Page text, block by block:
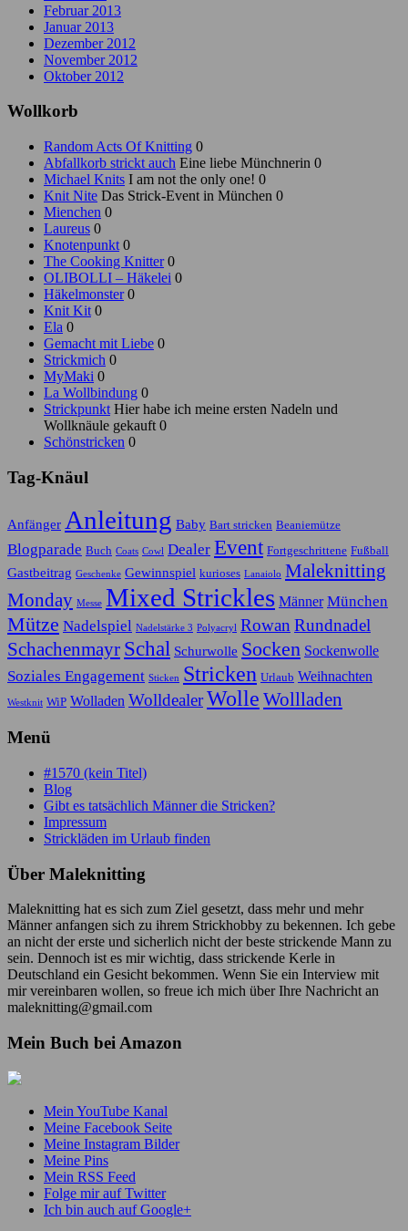
Februar 2013
Januar 2013
Dezember 2012
November 2012
Oktober 2012
Wollkorb
Random Acts Of Knitting 0
Abfallkorb strickt auch Eine liebe Münchnerin 0
Michael Knits I am not the only one! 0
Knit Nite Das Strick-Event in München 0
Mienchen 0
Laureus 0
Knotenpunkt 0
The Cooking Knitter0
OLIBOLLI – Häkelei 0
Häkelmonster0
Knit Kit 0
Ela 0
Gemacht mit Liebe 0
Strickmich 0
MyMaki 0
La Wollbindung 0
Strickpunkt Hier habe ich meine ersten Nadeln und
Wollknäule gekauft 0
Schönstricken 0
Tag-Knäul
Anfänger Anleitung Baby Bart stricken Beaniemütze
Blogparade Buch Coats Cowl Dealer Event Fortgeschrittene Fußball
Gastbeitrag Geschenke Gewinnspiel kurioses Lanaiolo Maleknitting
Monday Messe Mixed Strickles Männer München
Mütze Nadelspiel Nadelstärke 3 Polyacryl Rowan Rundnadel
Schachenmayr Schal Schurwolle Socken Sockenwolle
Soziales Engagement Sticken Stricken Urlaub Weihnachten
Westknit WiP Wolladen WolldealerWolle Wollladen
Menü
#1570 (kein Titel)
Blog
Gibt es tatsächlich Männer die Stricken?
Impressum
Strickläden im Urlaub finden
Über Maleknitting
Maleknitting hat es sich zum Ziel gesetzt, dass mehr und mehr
Männer anfangen sich zu ihrem Strickhobby zu bekennen. Ich gebe
an nicht der erste und sicherlich nicht der beste strickende Mann zu
sein. Dennoch ist es mir wichtig, dass strickende Kerle in
Deutschland ein Gesicht bekommen. Wenn Sie ein Interview mit
mir vereinbaren wollen, so freue ich mich über Ihre Nachricht an
maleknitting@gmail.com
Mein Buch bei Amazon
Mein YouTube Kanal
Meine Facebook Seite
Meine Instagram Bilder
Meine Pins
Mein RSS Feed
Folge mir auf Twitter
Ich bin auch auf Google+